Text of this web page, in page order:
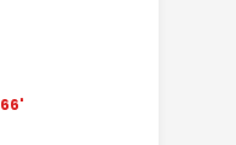
66'